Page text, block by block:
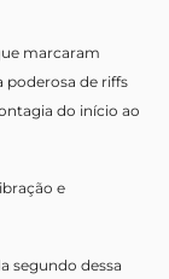
marcaram
poderosa de riffs
do início ao
e
segundo dessa